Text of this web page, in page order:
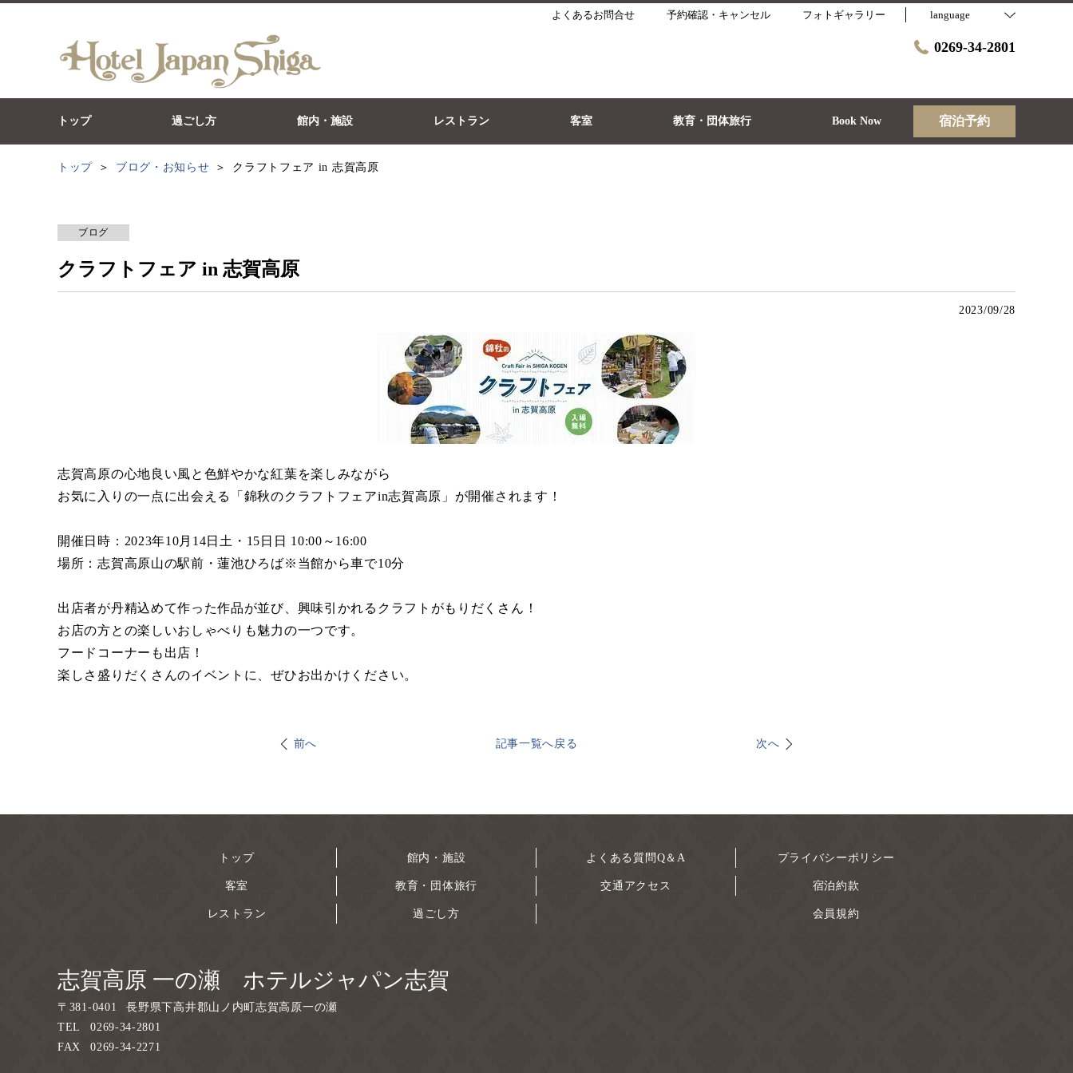
よくあるお問合せ 予約確認・キャンセル フォトギャラリー language
0269-34-2801
トップ 過ごし方 館内・施設 レストラン 客室 教育・団体旅行 Book Now 宿泊予約
トップ ブログ・お知らせ クラフトフェア in 志賀高原
ブログ
クラフトフェア in 志賀高原
2023/09/28
志賀高原の心地良い風と色鮮やかな紅葉を楽しみながら
お気に入りの一点に出会える「錦秋のクラフトフェアin志賀高原」が開催されます！
開催日時：2023年10月14日土・15日日 10:00～16:00
場所：志賀高原山の駅前・蓮池ひろば※当館から車で10分
出店者が丹精込めて作った作品が並び、興味引かれるクラフトがもりだくさん！
お店の方との楽しいおしゃべりも魅力の一つです。
フードコーナーも出店！
楽しさ盛りだくさんのイベントに、ぜひお出かけください。
前へ 記事一覧へ戻る 次へ
トップ
客室
レストラン
館内・施設
教育・団体旅行
過ごし方
よくある質問Q＆A
交通アクセス
プライバシーポリシー
宿泊約款
会員規約
志賀高原 一の瀬 ホテルジャパン志賀
〒 381-0401
長野県下高井郡山ノ内町志賀高原一の瀬
TEL
0269-34-2801
FAX
0269-34-2271